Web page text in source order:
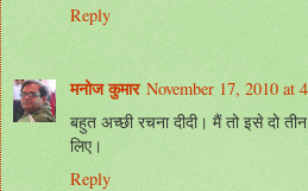
Reply
मनोज कुमार November 17, 2010 at
बहुत अच्छी रचना दीदी। मैं तो इसे दो
लिए।
Reply